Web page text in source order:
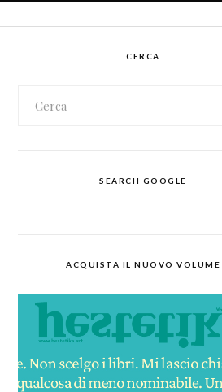
CERCA
SEARCH GOOGLE
ACQUISTA IL NUOVO VOLUME